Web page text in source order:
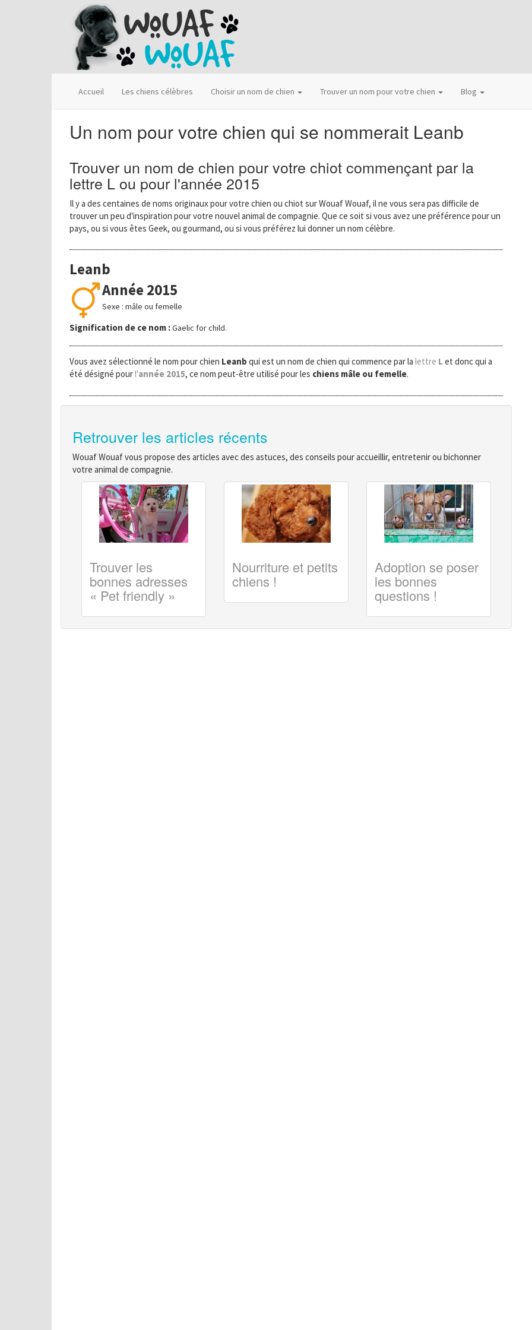
Accueil Les chiens célèbres Choisir un nom de chien Trouver un nom pour votre chien Blog
Un nom pour votre chien qui se nommerait Leanb
Trouver un nom de chien pour votre chiot commençant par la
lettre L ou pour l'année 2015
Il y a des centaines de noms originaux pour votre chien ou chiot sur Wouaf Wouaf, il ne vous sera pas difficile de
trouver un peu d'inspiration pour votre nouvel animal de compagnie. Que ce soit si vous avez une préférence pour un
pays, ou si vous êtes Geek, ou gourmand, ou si vous préférez lui donner un nom célèbre.
Leanb
Année 2015
Sexe : mâle ou femelle
Signification de ce nom :Gaelic for child.
Vous avez sélectionné le nom pour chien Leanb qui est un nom de chien qui commence par la lettre L et donc qui a
été désigné pourl'année 2015, ce nom peut-être utilisé pour les chiens mâle ou femelle.
Retrouver les articles récents
Wouaf Wouaf vous propose des articles avec des astuces, des conseils pour accueillir, entretenir ou bichonner
votre animal de compagnie.
Trouver les
bonnes adresses
« Pet friendly »
Nourriture et petits
chiens !
Adoption se poser
les bonnes
questions !